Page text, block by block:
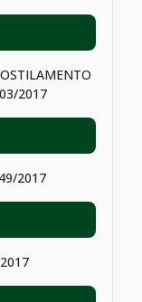
2017
2017